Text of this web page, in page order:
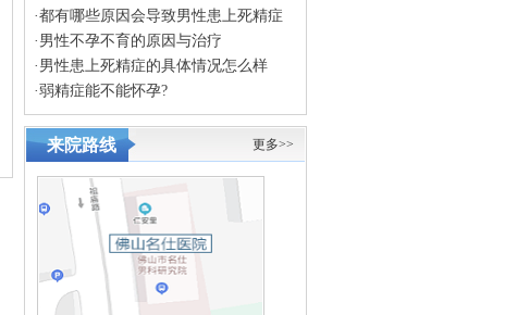
·都有哪些原因会导致男性患上死精症
· 男性不孕不育的原因与治疗
· 男性患上死精症的具体情况怎么样
·弱精症能不能怀孕?
来院路线 更多>>